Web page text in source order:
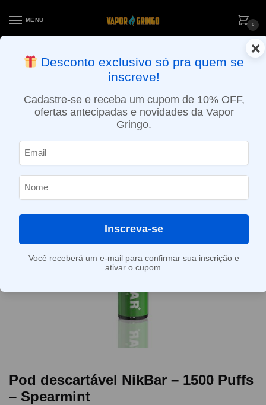
MENU
0
ENTREGA NO MESMO DIA EM SÃO PAULO (SEG A SEX): PEDIDOS
APROVADOS ATÉ 15:30 VIA MOTOBOY
Pod descartável NikBar – 1500 Puffs
– Spearmint
×
Desconto exclusivo só pra quem se
inscreve!
Cadastre-se e receba um cupom de 10% OFF,
ofertas antecipadas e novidades da Vapor
Gringo.
Inscreva-se
Você receberá um e-mail para confirmar sua inscrição e
ativar o cupom.